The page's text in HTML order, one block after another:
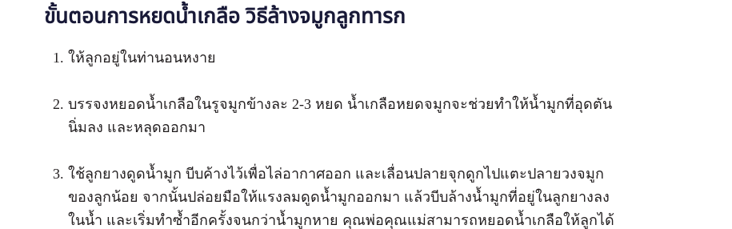
ขั้นตอนการหยดน้ำเกลือ วิธีล้างจมูกลูกทารก
ให้ลูกอยู่ในท่านอนหงาย
บรรจงหยอดน้ำเกลือในรูจมูกข้างละ 2-3 หยด น้ำเกลือหยดจมูกจะช่วยทำให้น้ำมูกที่อุดตัน
นิ่มลง และหลุดออกมา
ใช้ลูกยางดูดน้ำมูก บีบค้างไว้เพื่อไล่อากาศออก และเลื่อนปลายจุกดูกไปแตะปลายวงจมูก
ของลูกน้อย จากนั้นปล่อยมือให้แรงลมดูดน้ำมูกออกมา แล้วบีบล้างน้ำมูกที่อยู่ในลูกยางลง
ในน้ำ และเริ่มทำซ้ำอีกครั้งจนกว่าน้ำมูกหาย คุณพ่อคุณแม่สามารถหยอดน้ำเกลือให้ลูกได้